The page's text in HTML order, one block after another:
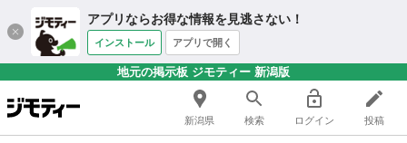
アプリならお得な情報を見逃さない！
インストール アプリで開く
地元の掲示板 ジモティー 新潟版
新潟県 検索 ログイン 投稿